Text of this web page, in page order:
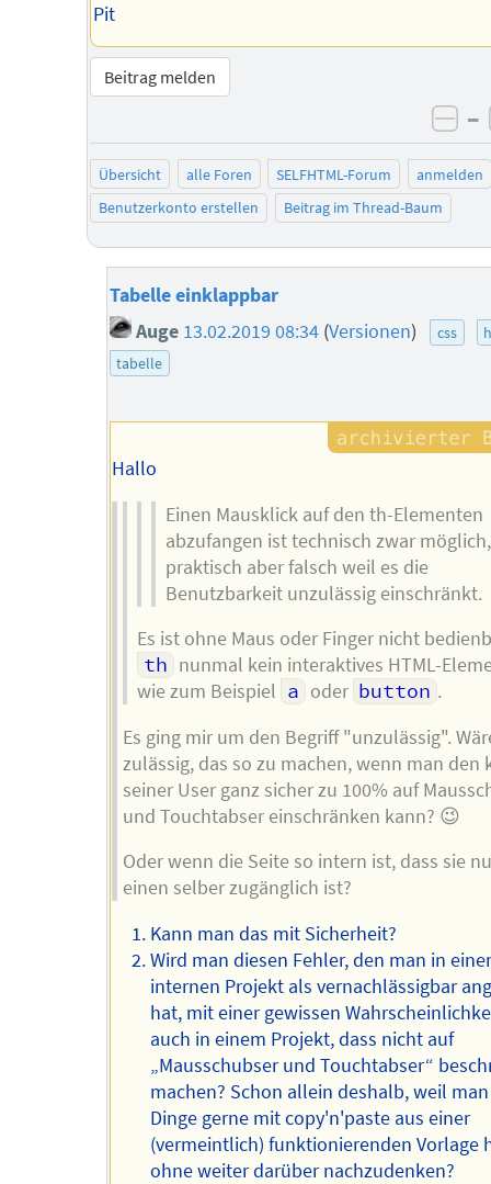
Pit
Beitrag melden
–
Übersicht alle Foren SELFHTML-Forum
anmelden
Benutzerkonto erstellen
Beitrag im Thread-Baum
Tabelle einklappbar
Auge 13.02.2019 08:34 (Versionen) css
tabelle
Hallo
Einen Mausklick auf den th-Elementen
abzufangen ist technisch zwar möglich,
praktisch aber falsch weil es die
Benutzbarkeit unzulässig einschränkt.
Es ist ohne Maus oder Finger nicht
th nunmal kein interaktives HTML-
wie zum Beispiel a oder button .
Es ging mir um den Begriff "unzulässig".
zulässig, das so zu machen, wenn man den
seiner User ganz sicher zu 100% auf
und Touchtabser einschränken kann? 😉
Oder wenn die Seite so intern ist, dass sie
einen selber zugänglich ist?
Kann man das mit Sicherheit?
Wird man diesen Fehler, den man in
internen Projekt als vernachlässigbar
hat, mit einer gewissen
auch in einem Projekt, dass nicht auf
„Mausschubser und Touchtabser“
machen? Schon allein deshalb, weil
Dinge gerne mit copy'n'paste aus einer
(vermeintlich) funktionierenden Vorlage
ohne weiter darüber nachzudenken?